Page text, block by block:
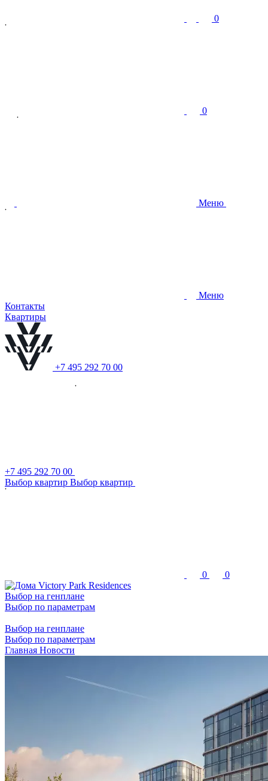
0
0
Меню
Меню
Контакты
Квартиры
+7 495 292 70 00
+7 495 292 70 00
Выбор квартир Выбор квартир
0 0
Выбор на генплане
Выбор по параметрам
Выбор на генплане
Выбор по параметрам
Главная Новости